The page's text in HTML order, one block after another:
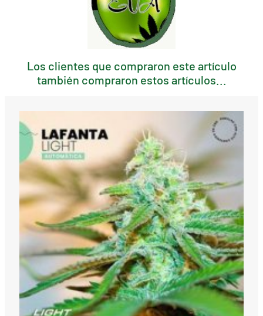
Los clientes que compraron este artículo
también compraron estos artículos...